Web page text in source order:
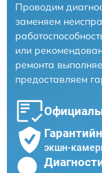
Проводим
заменяем
или
ремонта
предоставляем
экшн-